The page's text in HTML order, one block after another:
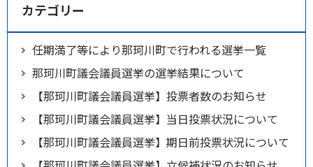
カテゴリー
任期満了等により那珂川町で行われる選挙一覧
那珂川町議会議員選挙の選挙結果について
【那珂川町議会議員選挙】投票者数のお知らせ
【那珂川町議会議員選挙】当日投票状況について
【那珂川町議会議員選挙】期日前投票状況について